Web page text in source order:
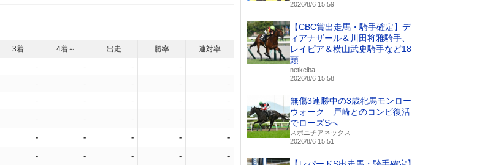
3着 4着～ 出走 勝率 連対率
- - - -
-
- - - -
-
- - - -
-
- - - - -
- - - - -
- - - - -
2026/8/6 15:59
【CBC賞出走馬・騎手確定】デ
ィアナザール＆川田将雅騎手、
レイピア＆横山武史騎手など18
頭
netkeiba
2026/8/6 15:58
無傷3連勝中の3歳牝馬モンロー
ウォーク 戸崎とのコンビ復活
でローズSへ
スポニチアネックス
2026/8/6 15:51